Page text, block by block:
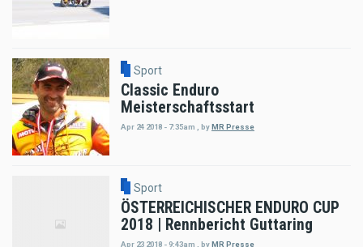
Sport
Classic Enduro
Meisterschaftsstart
Apr 24 2018 - 7:35am byMR Presse
Sport
ÖSTERREICHISCHER ENDURO CUP
2018 | Rennbericht Guttaring
Apr 23 2018 - 9:43am byMR Presse